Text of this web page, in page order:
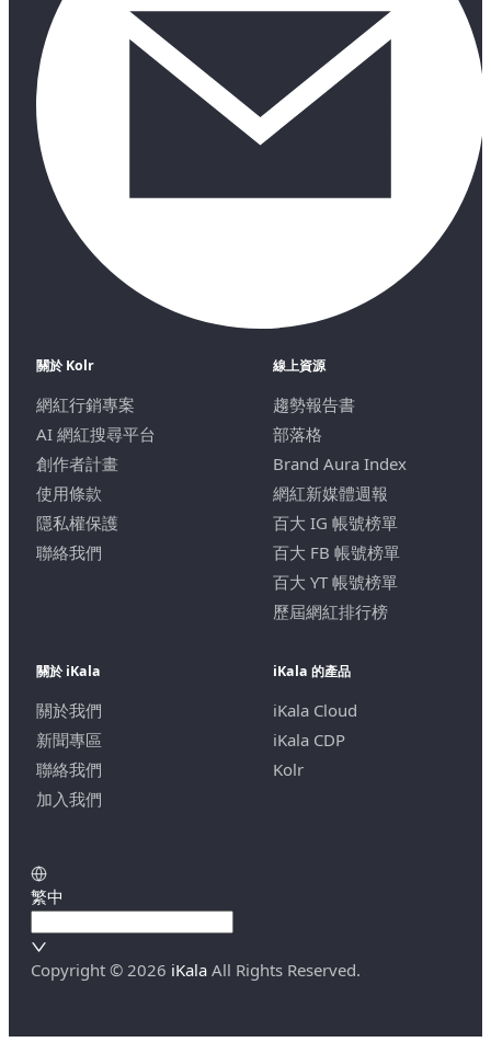
關於 Kolr
網紅行銷專案
AI 網紅搜尋平台
創作者計畫
使用條款
隱私權保護
聯絡我們
線上資源
趨勢報告書
部落格
Brand Aura Index
網紅新媒體週報
百大 IG 帳號榜單
百大 FB 帳號榜單
百大 YT 帳號榜單
歷屆網紅排行榜
關於 iKala
關於我們
新聞專區
聯絡我們
加入我們
iKala 的產品
iKala Cloud
iKala CDP
Kolr
繁中
Copyright © 2026 iKala All Rights Reserved.